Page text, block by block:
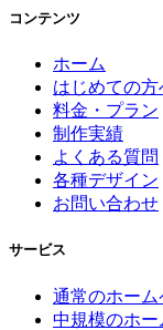
コンテンツ
ホーム
はじめての方
料金・プラン
制作実績
よくある質問
各種デザイン
お問い合わせ
サービス
通常のホー
中規模のホ